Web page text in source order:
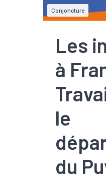
Conjoncture
Les
à
le
du